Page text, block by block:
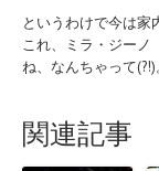
というわけで今は家
これ、ミラ・ジーノ
ね、なんちゃって(?!)
関連記事